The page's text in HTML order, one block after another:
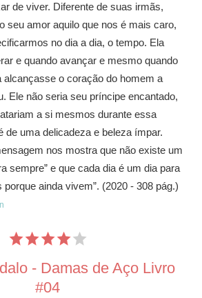
de viver. Diferente de suas irmãs,
seu amor aquilo que nos é mais caro,
no dia a dia, o tempo. Ela
e quando avançar e mesmo quando
alcançasse o coração do homem a
Ele não seria seu príncipe encantado,
a si mesmos durante essa
de uma delicadeza e beleza ímpar.
nos mostra que não existe um
sempre” e que cada dia é um dia para
porque ainda vivem”. (2020 - 308 pág.)
- Damas de Aço Livro
#04